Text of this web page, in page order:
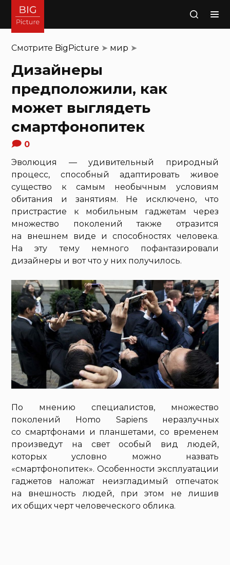
Поиск
Смотрите BigPicture ➤ мир ➤
Дизайнеры
предположили, как
может выглядеть
смартфонопитек
0
Эволюция — удивительный природный
процесс, способный адаптировать живое
существо к самым необычным условиям
обитания и занятиям. Не исключено, что
пристрастие к мобильным гаджетам через
множество поколений также отразится
на внешнем виде и способностях человека.
На эту тему немного пофантазировали
дизайнеры и вот что у них получилось.
По мнению специалистов, множество
поколений Homo Sapiens неразлучных
со смартфонами и планшетами, со временем
произведут на свет особый вид людей,
которых условно можно назвать
«смартфонопитек». Особенности эксплуатации
гаджетов наложат неизгладимый отпечаток
на внешность людей, при этом не лишив
их общих черт человеческого облика.